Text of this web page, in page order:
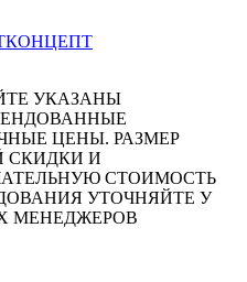
УКАЗАНЫ
ЦЕНЫ. РАЗМЕР
СКИДКИ И
СТОИМОСТЬ
УТОЧНЯЙТЕ У
МЕНЕДЖЕРОВ